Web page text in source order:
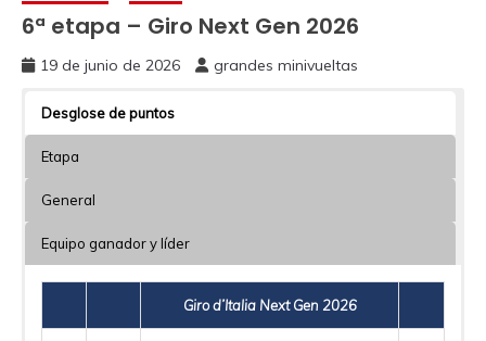
6ª etapa – Giro Next Gen 2026
19 de junio de 2026 grandes minivueltas
Desglose de puntos
Etapa
General
Equipo ganador y líder
Giro d’Italia Next Gen 2026